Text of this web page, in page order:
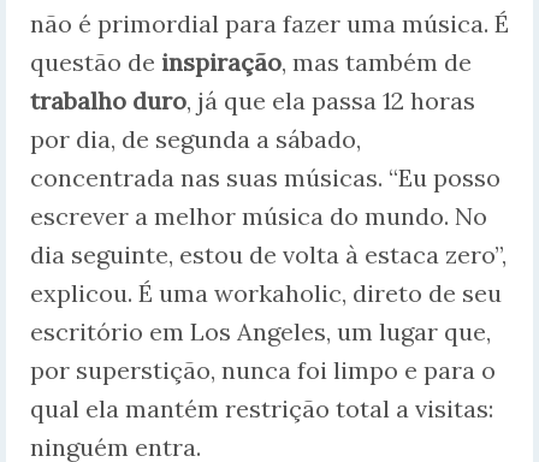
não é primordial para fazer uma música. É
questão de inspiração, mas também de
trabalho duro, já que ela passa 12 horas
por dia, de segunda a sábado,
concentrada nas suas músicas. “Eu posso
escrever a melhor música do mundo. No
dia seguinte, estou de volta à estaca zero”,
explicou. É uma workaholic, direto de seu
escritório em Los Angeles, um lugar que,
por superstição, nunca foi limpo e para o
qual ela mantém restrição total a visitas:
ninguém entra.